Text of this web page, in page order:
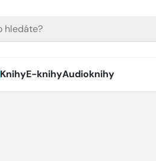
KnihyE-knihyAudioknihy